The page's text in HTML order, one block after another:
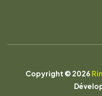
Copyright © 2026